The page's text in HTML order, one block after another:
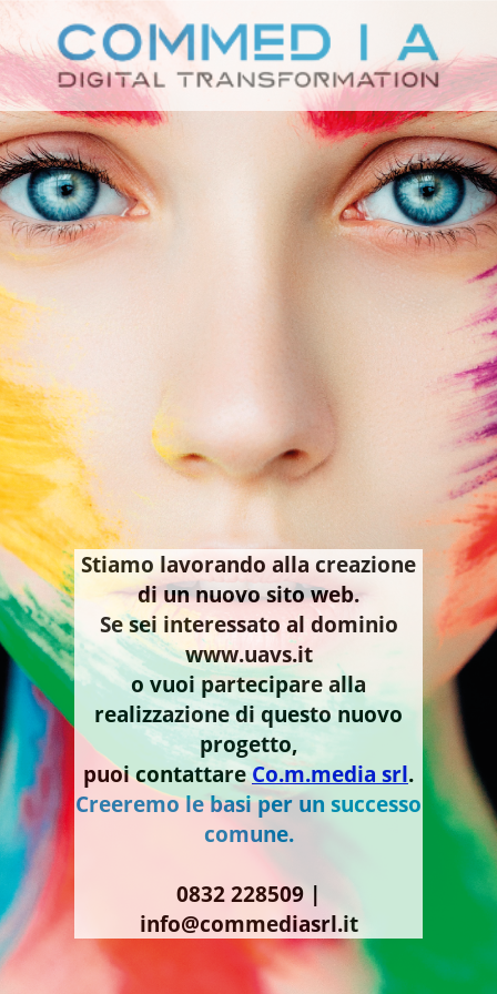
Stiamo lavorando alla creazione
di un nuovo sito web.
Se sei interessato al dominio
www.uavs.it
o vuoi partecipare alla
realizzazione di questo nuovo
progetto,
puoi contattareCo.m.media srl.
Creeremo le basi per un successo
comune.
0832 228509 |
info@commediasrl.it